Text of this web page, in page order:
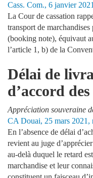
Cass. Com., 6 janvier
La Cour de cassation
transport de
(booking note), équivaut
l’article 1, b) de la
Délai de
d’accord
Appréciation souveraine
CA Douai, 25 mars 2021,
En l’absence de délai
revient au juge
au-delà duquel le retard
marchandise et leur